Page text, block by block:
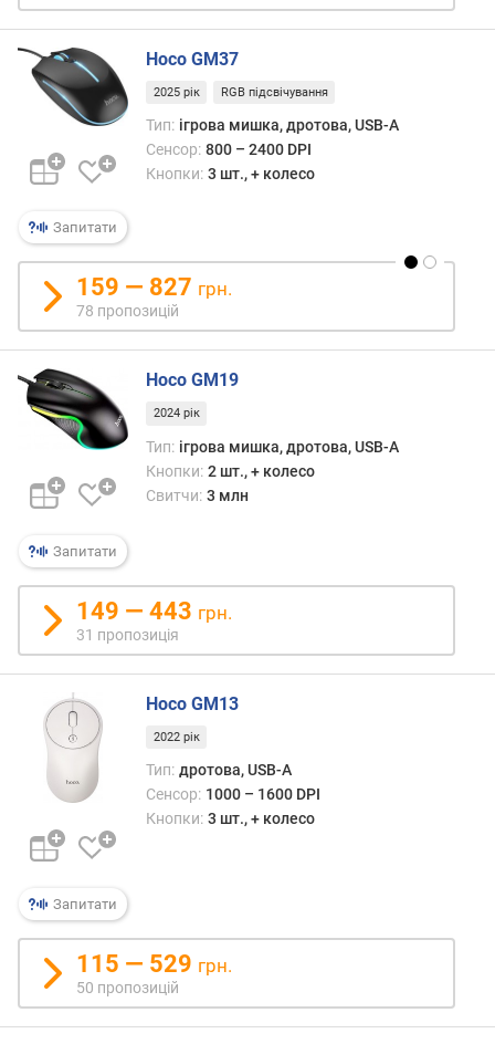
ю
д
о
а
в
н
а
к
і
л
і
с
ю
о
о
и
ц
в
р
с
я
Запитати
Hoco GM37
2025 рік RGB підсвічування
Тип: ігрова мишка, дротова, USB-A
Сенсор: 800 – 2400 DPI
Кнопки: 3 шт., + колесо
159 — 827 грн.
78 пропозицій
Запитати
Hoco GM19
2024 рік
Тип: ігрова мишка, дротова, USB-A
Кнопки: 2 шт., + колесо
Свитчи: 3 млн
149 — 443 грн.
31 пропозиція
Запитати
Hoco GM13
2022 рік
Тип: дротова, USB-A
Сенсор: 1000 – 1600 DPI
Кнопки: 3 шт., + колесо
115 — 529 грн.
50 пропозицій